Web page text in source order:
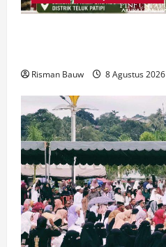
Risman Bauw 8 Agustus 2026